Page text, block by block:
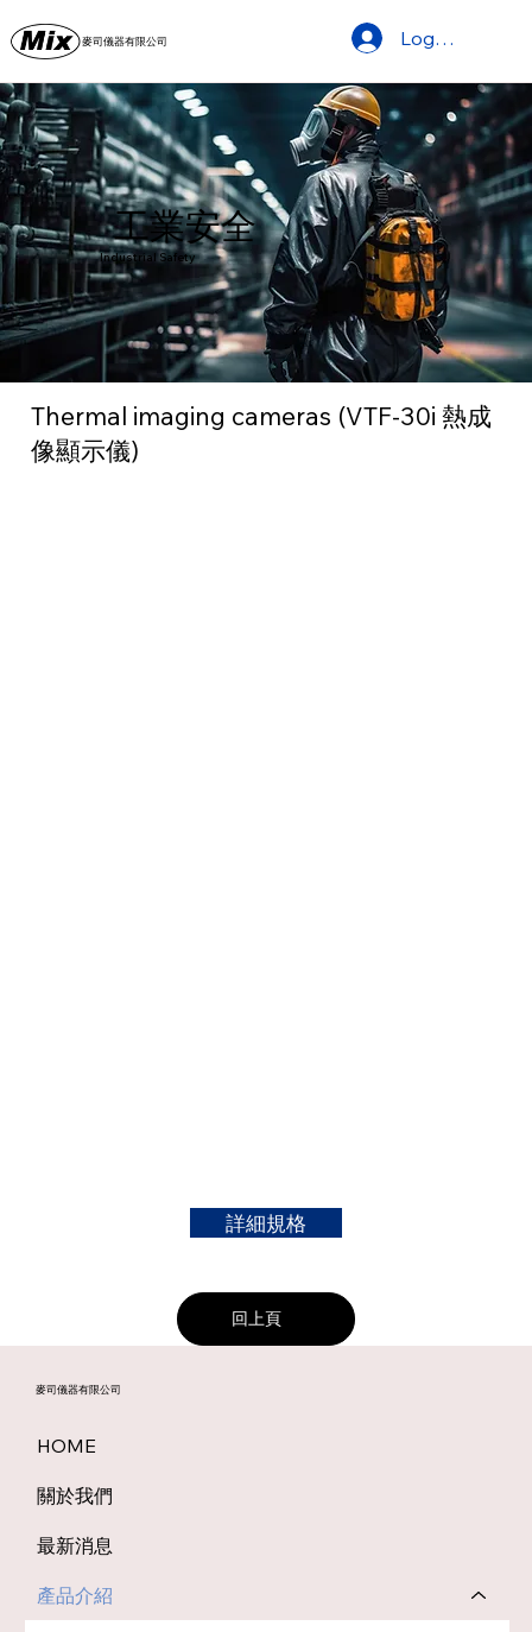
麥司儀器有限公司 Log In
工業安全
Industrial Safety
Thermal imaging cameras (VTF-30i 熱成
像顯示儀)
詳細規格
回上頁
麥司儀器有限公司
HOME
關於我們
最新消息
產品介紹